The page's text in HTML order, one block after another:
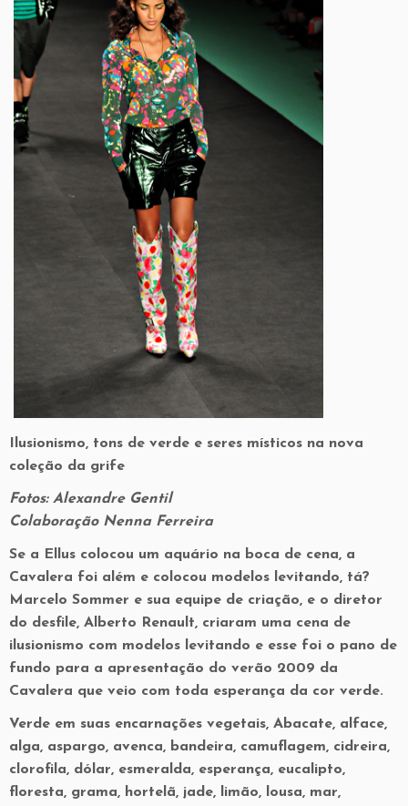
Ilusionismo, tons de verde e seres místicos na nova
coleção da grife
Fotos: Alexandre Gentil
Colaboração Nenna Ferreira
Se a Ellus colocou um aquário na boca de cena, a
Cavalera foi além e colocou modelos levitando, tá?
Marcelo Sommer e sua equipe de criação, e o diretor
do desfile, Alberto Renault, criaram uma cena de
ilusionismo com modelos levitando e esse foi o pano de
fundo para a apresentação do verão 2009 da
Cavalera que veio com toda esperança da cor verde.
Verde em suas encarnações vegetais, Abacate, alface,
alga, aspargo, avenca, bandeira, camuflagem, cidreira,
clorofila, dólar, esmeralda, esperança, eucalipto,
floresta, grama, hortelã, jade, limão, lousa, mar,